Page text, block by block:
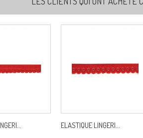
ELASTIQUE LINGERI...